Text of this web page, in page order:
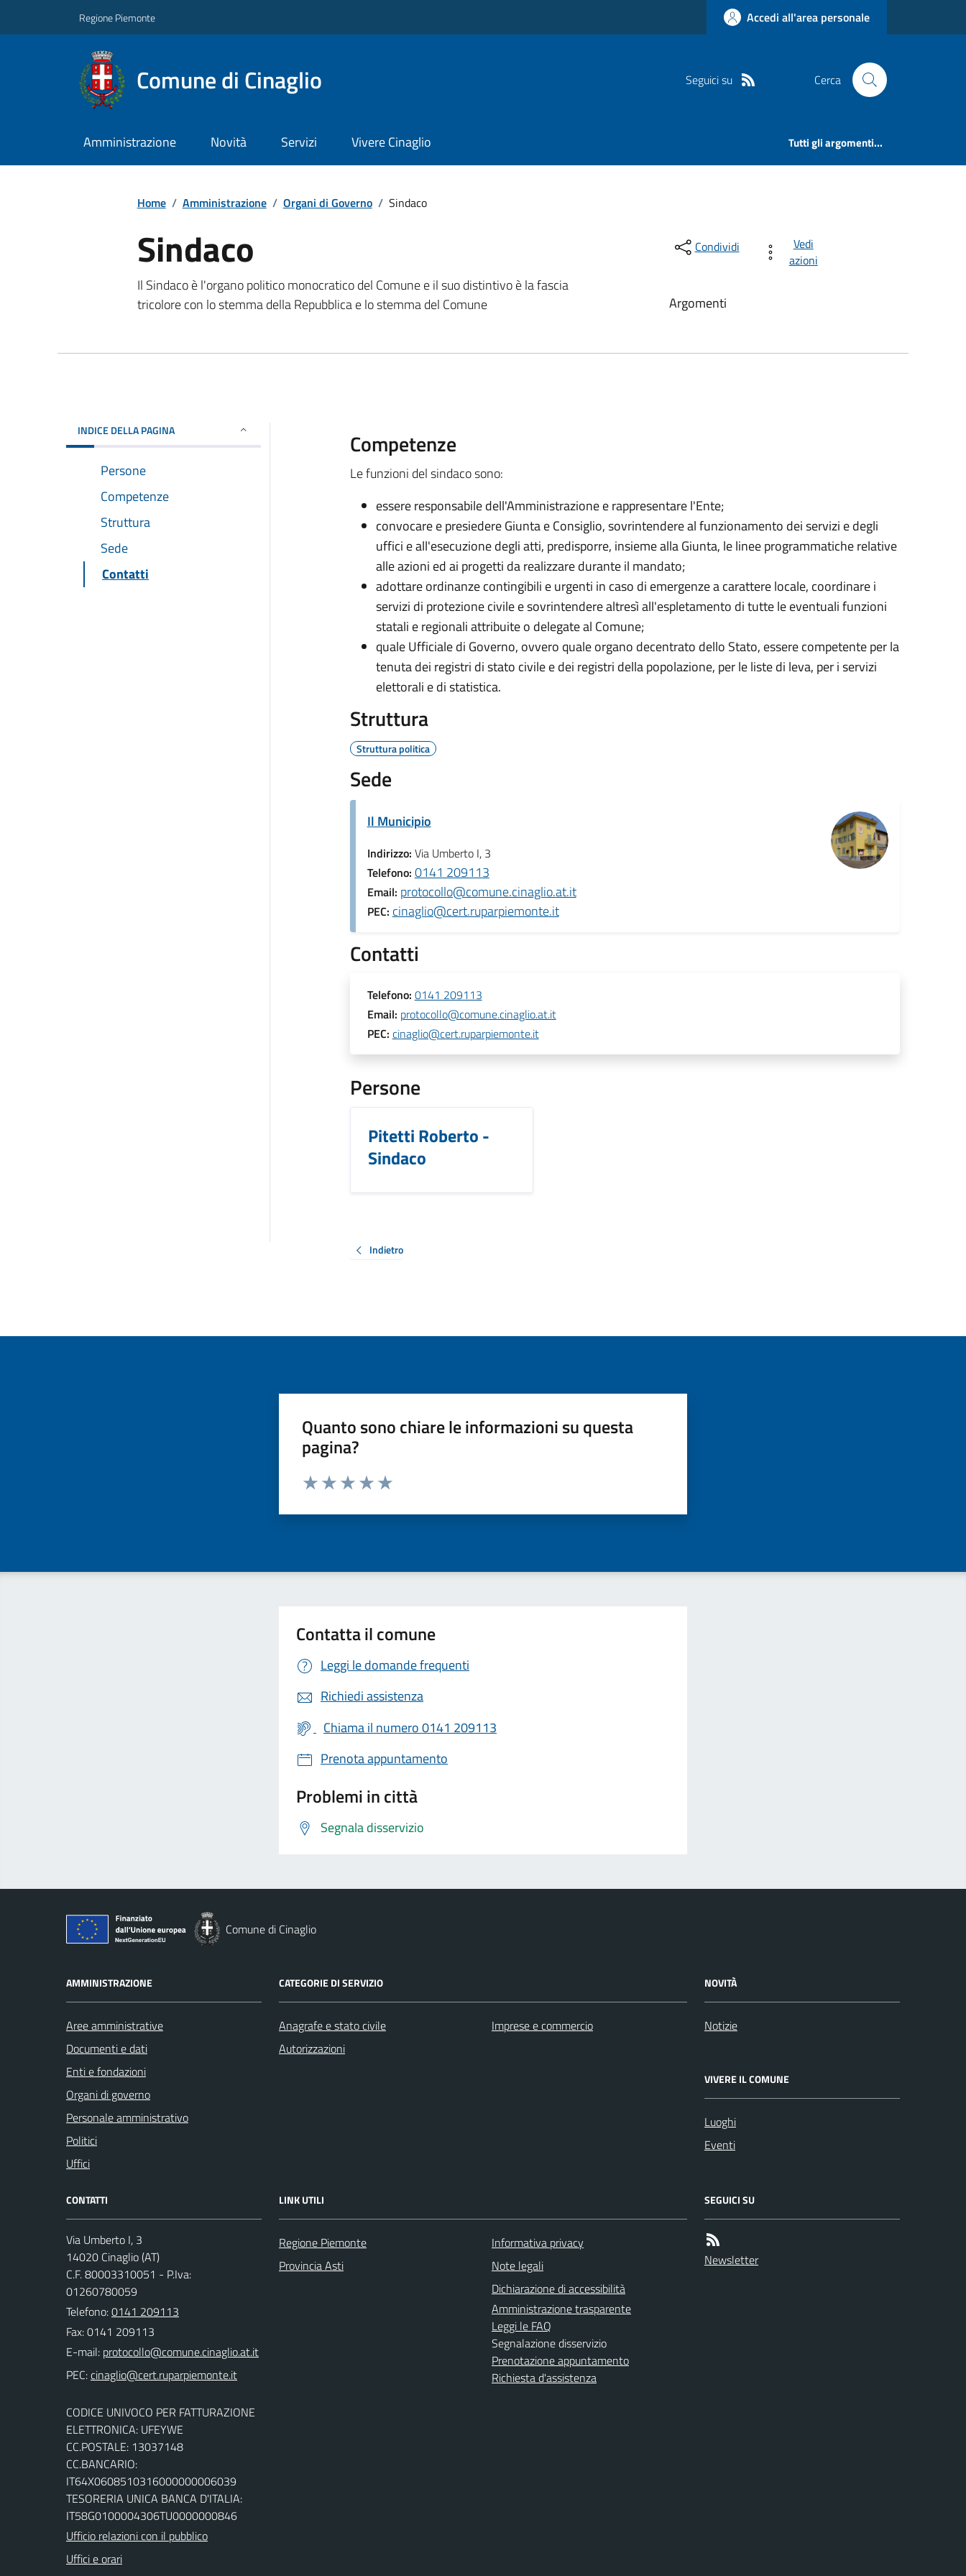
Regione Piemonte Accedi all'area personale
Comune di Cinaglio Seguici su Cerca
Amministrazione Novità Servizi Vivere Cinaglio Tutti gli argomenti...
Home / Amministrazione / Organi di Governo / Sindaco
Sindaco
Il Sindaco è l'organo politico monocratico del Comune e il suo distintivo è la fascia
tricolore con lo stemma della Repubblica e lo stemma del Comune
Condividi
Vedi
azioni
Argomenti
INDICE DELLA PAGINA
Persone
Competenze
Struttura
Sede
Contatti
Competenze
Le funzioni del sindaco sono:
essere responsabile dell'Amministrazione e rappresentare l'Ente;
convocare e presiedere Giunta e Consiglio, sovrintendere al funzionamento dei servizi e degli
uffici e all'esecuzione degli atti, predisporre, insieme alla Giunta, le linee programmatiche relative
alle azioni ed ai progetti da realizzare durante il mandato;
adottare ordinanze contingibili e urgenti in caso di emergenze a carattere locale, coordinare i
servizi di protezione civile e sovrintendere altresì all'espletamento di tutte le eventuali funzioni
statali e regionali attribuite o delegate al Comune;
quale Ufficiale di Governo, ovvero quale organo decentrato dello Stato, essere competente per la
tenuta dei registri di stato civile e dei registri della popolazione, per le liste di leva, per i servizi
elettorali e di statistica.
Struttura
Struttura politica
Sede
Il Municipio
Indirizzo: Via Umberto I, 3
Telefono: 0141 209113
Email: protocollo@comune.cinaglio.at.it
PEC: cinaglio@cert.ruparpiemonte.it
Contatti
Telefono: 0141 209113
Email: protocollo@comune.cinaglio.at.it
PEC: cinaglio@cert.ruparpiemonte.it
Persone
Pitetti Roberto -
Sindaco
Indietro
Quanto sono chiare le informazioni su questa
pagina?
Valuta da 1 a 5 stelle la pagina
Contatta il comune
Leggi le domande frequenti
Richiedi assistenza
Chiama il numero 0141 209113
Prenota appuntamento
Problemi in città
Segnala disservizio
Comune di Cinaglio
AMMINISTRAZIONE
Aree amministrative
Documenti e dati
Enti e fondazioni
Organi di governo
Personale amministrativo
Politici
Uffici
CATEGORIE DI SERVIZIO
Anagrafe e stato civile
Autorizzazioni
Imprese e commercio
NOVITÀ
Notizie
VIVERE IL COMUNE
Luoghi
Eventi
CONTATTI
Via Umberto I, 3
14020 Cinaglio (AT)
C.F. 80003310051 - P.Iva:
01260780059
Telefono:0141 209113
Fax: 0141 209113
E-mail:
PEC:
CODICE UNIVOCO PER FATTURAZIONE
ELETTRONICA: UFEYWE
CC.POSTALE: 13037148
CC.BANCARIO:
IT64X0608510316000000006039
TESORERIA UNICA BANCA D'ITALIA:
IT58G0100004306TU0000000846
Ufficio relazioni con il pubblico
Uffici e orari
LINK UTILI
Regione Piemonte
Provincia Asti
Informativa privacy
Note legali
Dichiarazione di accessibilità
Amministrazione trasparente
Leggi le FAQ
Segnalazione disservizio
Prenotazione appuntamento
Richiesta d'assistenza
SEGUICI SU
Newsletter